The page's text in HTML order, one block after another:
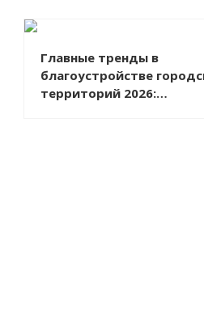
Главные тренды в
благоустройстве
территорий 2026: